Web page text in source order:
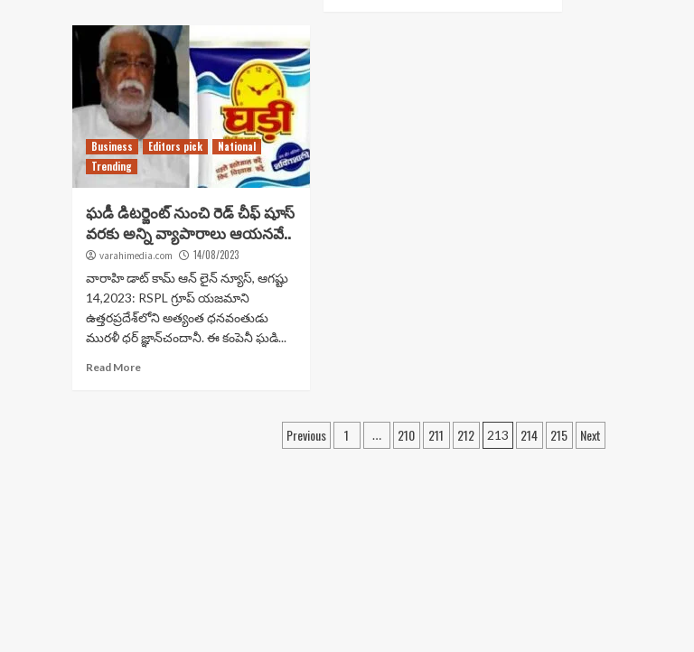
Business Editors pick
National
Trending
ఘడీ డిటర్జెంట్ నుంచి రెడ్ చీఫ్ షూస్
వరకు అన్ని వ్యాపారాలు ఆయనవే..
varahimedia.com 14/08/2023
వారాహి డాట్ కామ్ ఆన్ లైన్ న్యూస్, ఆగష్టు
14,2023: RSPL గ్రూప్ యజమాని
ఉత్తరప్రదేశ్‌లోని అత్యంత ధనవంతుడు
మురళీ ధర్ జ్ఞాన్‌చందానీ. ఈ కంపెనీ ఘడి...
Read More
Posts
Previous 1 … 210 211 212 213 214 215 Next